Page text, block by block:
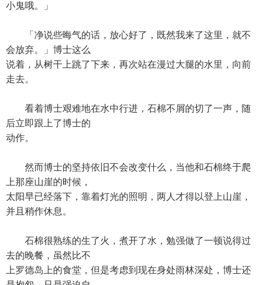
小鬼哦。」
「净说些晦气的话，放心好了，既然我来了这里，就不
会放弃。」博士这么
说着，从树干上跳了下来，再次站在漫过大腿的水里，向前
走去。
看着博士艰难地在水中行进，石棉不屑的切了一声，随
后立即跟上了博士的
动作。
然而博士的坚持依旧不会改变什么，当他和石棉终于爬
上那座山崖的时候，
太阳早已经落下，靠着灯光的照明，两人才得以登上山崖，
并且稍作休息。
石棉很熟练的生了火，煮开了水，勉强做了一顿说得过
去的晚餐，虽然比不
上罗德岛上的食堂，但是考虑到现在身处雨林深处，博士还